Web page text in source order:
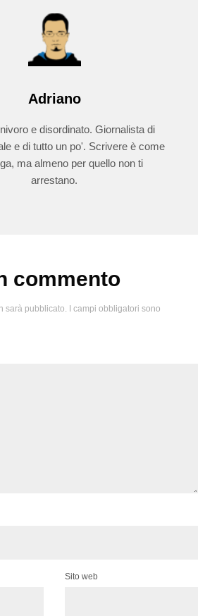
Adriano
e disordinato. Giornalista di
e di tutto un po'. Scrivere è come
ma almeno per quello non ti
arrestano.
commento
sarà pubblicato.
I campi obbligatori sono
Sito web